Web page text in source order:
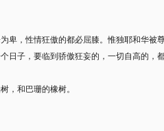
卑，性情狂傲的都必屈膝。惟独耶和华被
日子，要临到骄傲狂妄的，一切自高的，
，和巴珊的橡树。